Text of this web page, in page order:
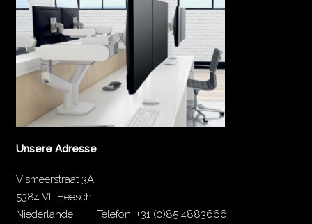
Unsere Adresse
Vismeerstraat 3A
5384 VL Heesch
Niederlande
Telefon: +31 (0)85 4883666